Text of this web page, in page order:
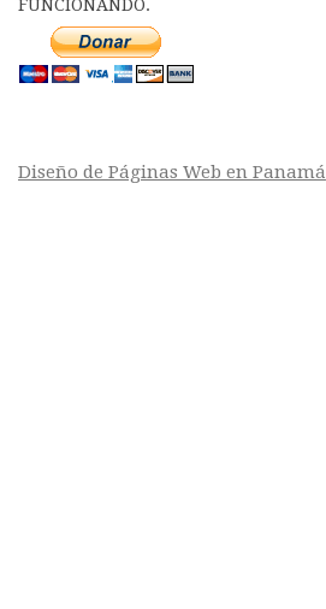
FUNCIONANDO.
Diseño de Páginas Web en Panamá